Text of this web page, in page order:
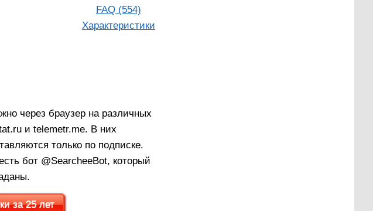
FAQ (554)
Характеристики
через браузер на различных
и telemetr.me. В них
только по подписке.
бот @SearcheeBot, который
за 25 лет